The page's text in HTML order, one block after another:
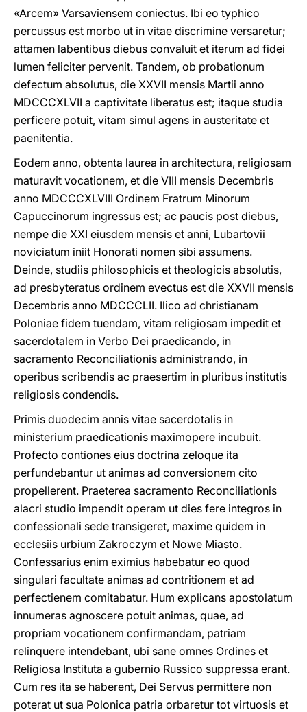
«Arcem» Varsaviensem coniectus. Ibi eo typhico
percussus est morbo ut in vitae discrimine versaretur;
attamen labentibus diebus convaluit et iterum ad fidei
lumen feliciter pervenit. Tandem, ob probationum
defectum absolutus, die XXVII mensis Martii anno
MDCCCXLVII a captivitate liberatus est; itaque studia
perficere potuit, vitam simul agens in austeritate et
paenitentia.
Eodem anno, obtenta laurea in architectura, religiosam
maturavit vocationem, et die VIII mensis Decembris
anno MDCCCXLVIII Ordinem Fratrum Minorum
Capuccinorum ingressus est; ac paucis post diebus,
nempe die XXI eiusdem mensis et anni, Lubartovii
noviciatum iniit Honorati nomen sibi assumens.
Deinde, studiis philosophicis et theologicis absolutis,
ad presbyteratus ordinem evectus est die XXVII mensis
Decembris anno MDCCCLII. Ilico ad christianam
Poloniae fidem tuendam, vitam religiosam impedit et
sacerdotalem in Verbo Dei praedicando, in
sacramento Reconciliationis administrando, in
operibus scribendis ac praesertim in pluribus institutis
religiosis condendis.
Primis duodecim annis vitae sacerdotalis in
ministerium praedicationis maximopere incubuit.
Profecto contiones eius doctrina zeloque ita
perfundebantur ut animas ad conversionem cito
propellerent. Praeterea sacramento Reconciliationis
alacri studio impendit operam ut dies fere integros in
confessionali sede transigeret, maxime quidem in
ecclesiis urbium Zakroczym et Nowe Miasto.
Confessarius enim eximius habebatur eo quod
singulari facultate animas ad contritionem et ad
perfectienem comitabatur. Hum explicans apostolatum
innumeras agnoscere potuit animas, quae, ad
propriam vocationem confirmandam, patriam
relinquere intendebant, ubi sane omnes Ordines et
Religiosa Instituta a gubernio Russico suppressa erant.
Cum res ita se haberent, Dei Servus permittere non
poterat ut sua Polonica patria orbaretur tot virtuosis et